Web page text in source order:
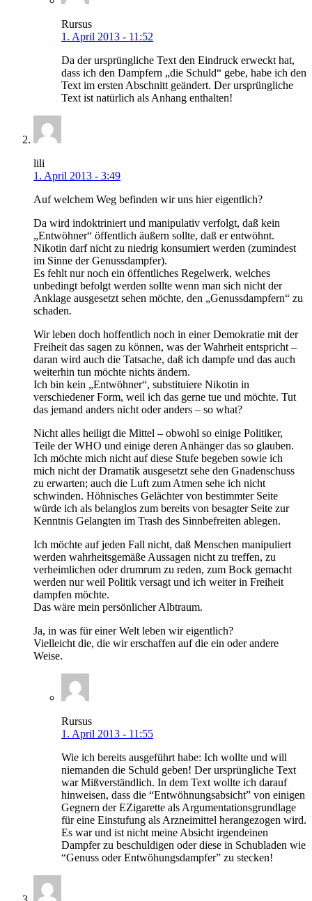
Rursus
1. April 2013 - 11:52
Da der ursprüngliche Text den Eindruck erweckt hat,
dass ich den Dampfern „die Schuld“ gebe, habe ich den
Text im ersten Abschnitt geändert. Der ursprüngliche
Text ist natürlich als Anhang enthalten!
lili
1. April 2013 - 3:49
Auf welchem Weg befinden wir uns hier eigentlich?
Da wird indoktriniert und manipulativ verfolgt, daß kein
„Entwöhner“ öffentlich äußern sollte, daß er entwöhnt.
Nikotin darf nicht zu niedrig konsumiert werden (zumindest
im Sinne der Genussdampfer).
Es fehlt nur noch ein öffentliches Regelwerk, welches
unbedingt befolgt werden sollte wenn man sich nicht der
Anklage ausgesetzt sehen möchte, den „Genussdampfern“ zu
schaden.
Wir leben doch hoffentlich noch in einer Demokratie mit der
Freiheit das sagen zu können, was der Wahrheit entspricht –
daran wird auch die Tatsache, daß ich dampfe und das auch
weiterhin tun möchte nichts ändern.
Ich bin kein „Entwöhner“, substituiere Nikotin in
verschiedener Form, weil ich das gerne tue und möchte. Tut
das jemand anders nicht oder anders – so what?
Nicht alles heiligt die Mittel – obwohl so einige Politiker,
Teile der WHO und einige deren Anhänger das so glauben.
Ich möchte mich nicht auf diese Stufe begeben sowie ich
mich nicht der Dramatik ausgesetzt sehe den Gnadenschuss
zu erwarten; auch die Luft zum Atmen sehe ich nicht
schwinden. Höhnisches Gelächter von bestimmter Seite
würde ich als belanglos zum bereits von besagter Seite zur
Kenntnis Gelangten im Trash des Sinnbefreiten ablegen.
Ich möchte auf jeden Fall nicht, daß Menschen manipuliert
werden wahrheitsgemäße Aussagen nicht zu treffen, zu
verheimlichen oder drumrum zu reden, zum Bock gemacht
werden nur weil Politik versagt und ich weiter in Freiheit
dampfen möchte.
Das wäre mein persönlicher Albtraum.
Ja, in was für einer Welt leben wir eigentlich?
Vielleicht die, die wir erschaffen auf die ein oder andere
Weise.
Rursus
1. April 2013 - 11:55
Wie ich bereits ausgeführt habe: Ich wollte und will
niemanden die Schuld geben! Der ursprüngliche Text
war Mißverständlich. In dem Text wollte ich darauf
hinweisen, dass die “Entwöhnungsabsicht” von einigen
Gegnern der EZigarette als Argumentationsgrundlage
für eine Einstufung als Arzneimittel herangezogen wird.
Es war und ist nicht meine Absicht irgendeinen
Dampfer zu beschuldigen oder diese in Schubladen wie
“Genuss oder Entwöhungsdampfer” zu stecken!